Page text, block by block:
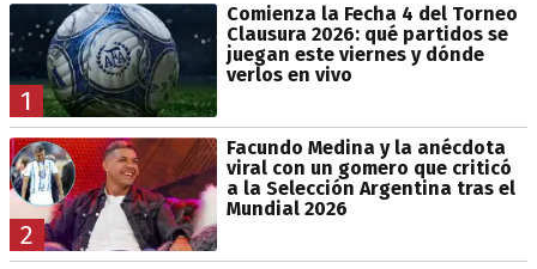
1
Comienza la Fecha 4 del Torneo
Clausura 2026: qué partidos se
juegan este viernes y dónde
verlos en vivo
2
Facundo Medina y la anécdota
viral con un gomero que criticó
a la Selección Argentina tras el
Mundial 2026